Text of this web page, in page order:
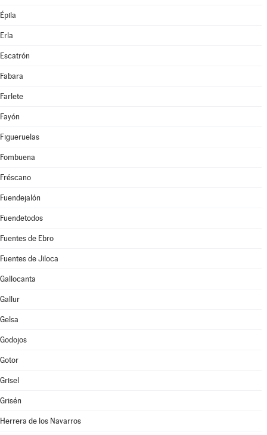
Épila
Erla
Escatrón
Fabara
Farlete
Fayón
Figueruelas
Fombuena
Fréscano
Fuendejalón
Fuendetodos
Fuentes de Ebro
Fuentes de Jiloca
Gallocanta
Gallur
Gelsa
Godojos
Gotor
Grisel
Grisén
Herrera de los Navarros